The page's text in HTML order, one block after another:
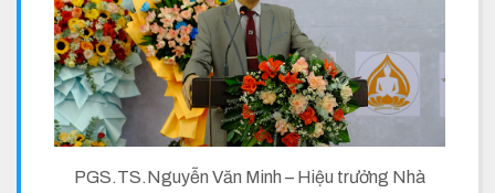
PGS.TS.Nguyễn Văn Minh – Hiệu trưởng Nhà